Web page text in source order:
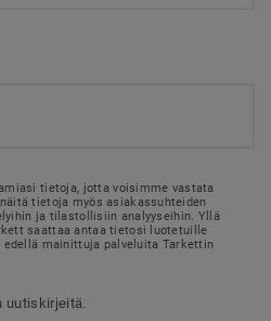
tietoja, jotta voisimme vastata
tietoja myös asiakassuhteiden
ja tilastollisiin analyyseihin. Yllä
saattaa antaa tietosi luotetuille
mainittuja palveluita Tarkettin
uutiskirjeitä.